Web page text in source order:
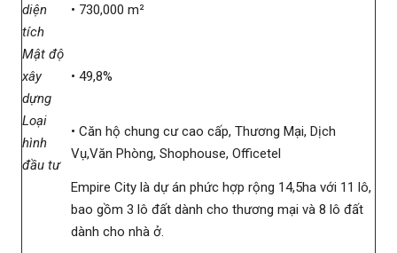
diện
tích
• 730,000 m²
Mật độ
xây
dựng
• 49,8%
Loại
hình
đầu tư
• Căn hộ chung cư cao cấp, Thương Mại, Dịch
Vụ,Văn Phòng, Shophouse, Officetel
Empire City là dự án phức hợp rộng 14,5ha với 11 lô,
bao gồm 3 lô đất dành cho thương mại và 8 lô đất
dành cho nhà ở.